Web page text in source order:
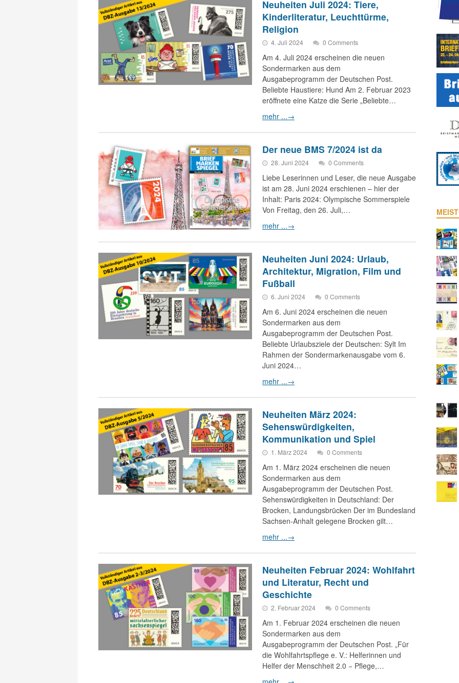
Neuheiten Juli 2024: Tiere,
Kinderliteratur, Leuchttürme,
Religion
4. Juli 2024 0 Comments
Am 4. Juli 2024 erscheinen die neuen
Sondermarken aus dem
Ausgabeprogramm der Deutschen Post.
Beliebte Haustiere: Hund Am 2. Februar 2023
eröffnete eine Katze die Serie „Beliebte…
mehr ...→
Der neue BMS 7/2024 ist da
28. Juni 2024 0 Comments
Liebe Leserinnen und Leser, die neue Ausgabe
ist am 28. Juni 2024 erschienen – hier der
Inhalt: Paris 2024: Olympische Sommerspiele
Von Freitag, den 26. Juli,…
mehr ...→
Neuheiten Juni 2024: Urlaub,
Architektur, Migration, Film und
Fußball
6. Juni 2024 0 Comments
Am 6. Juni 2024 erscheinen die neuen
Sondermarken aus dem
Ausgabeprogramm der Deutschen Post.
Beliebte Urlaubsziele der Deutschen: Sylt Im
Rahmen der Sondermarkenausgabe vom 6.
Juni 2024…
mehr ...→
Neuheiten März 2024:
Sehenswürdigkeiten,
Kommunikation und Spiel
1. März 2024 0 Comments
Am 1. März 2024 erscheinen die neuen
Sondermarken aus dem
Ausgabeprogramm der Deutschen Post.
Sehenswürdigkeiten in Deutschland: Der
Brocken, Landungsbrücken Der im Bundesland
Sachsen-Anhalt gelegene Brocken gilt…
mehr ...→
Neuheiten Februar 2024: Wohlfahrt
und Literatur, Recht und
Geschichte
2. Februar 2024 0 Comments
Am 1. Februar 2024 erscheinen die neuen
Sondermarken aus dem
Ausgabeprogramm der Deutschen Post. „Für
die Wohlfahrtspflege e. V.: Helferinnen und
Helfer der Menschheit 2.0 − Pflege,…